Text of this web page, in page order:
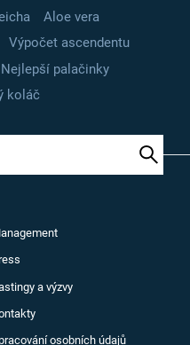
Aloe vera
Výpočet ascendentu
Nejlepší palačinky
koláč
a výzvy
osobních údajů